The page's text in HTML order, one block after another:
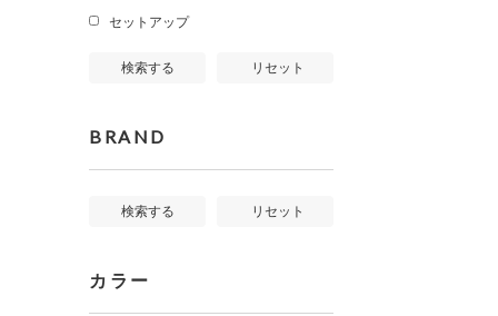
セットアップ
検索する リセット
BRAND
検索する リセット
カラー